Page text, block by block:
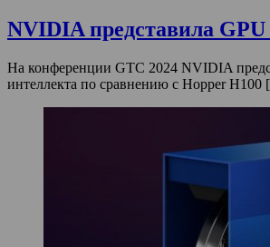
NVIDIA представила
На конференции GTC 2024 NVIDIA
интеллекта по сравнению с Hopper